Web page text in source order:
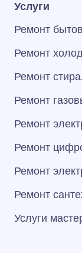
Услуги
Ремонт
Ремонт
Ремонт
Ремонт
Ремонт
Ремонт
Ремонт
Ремонт
Услуги